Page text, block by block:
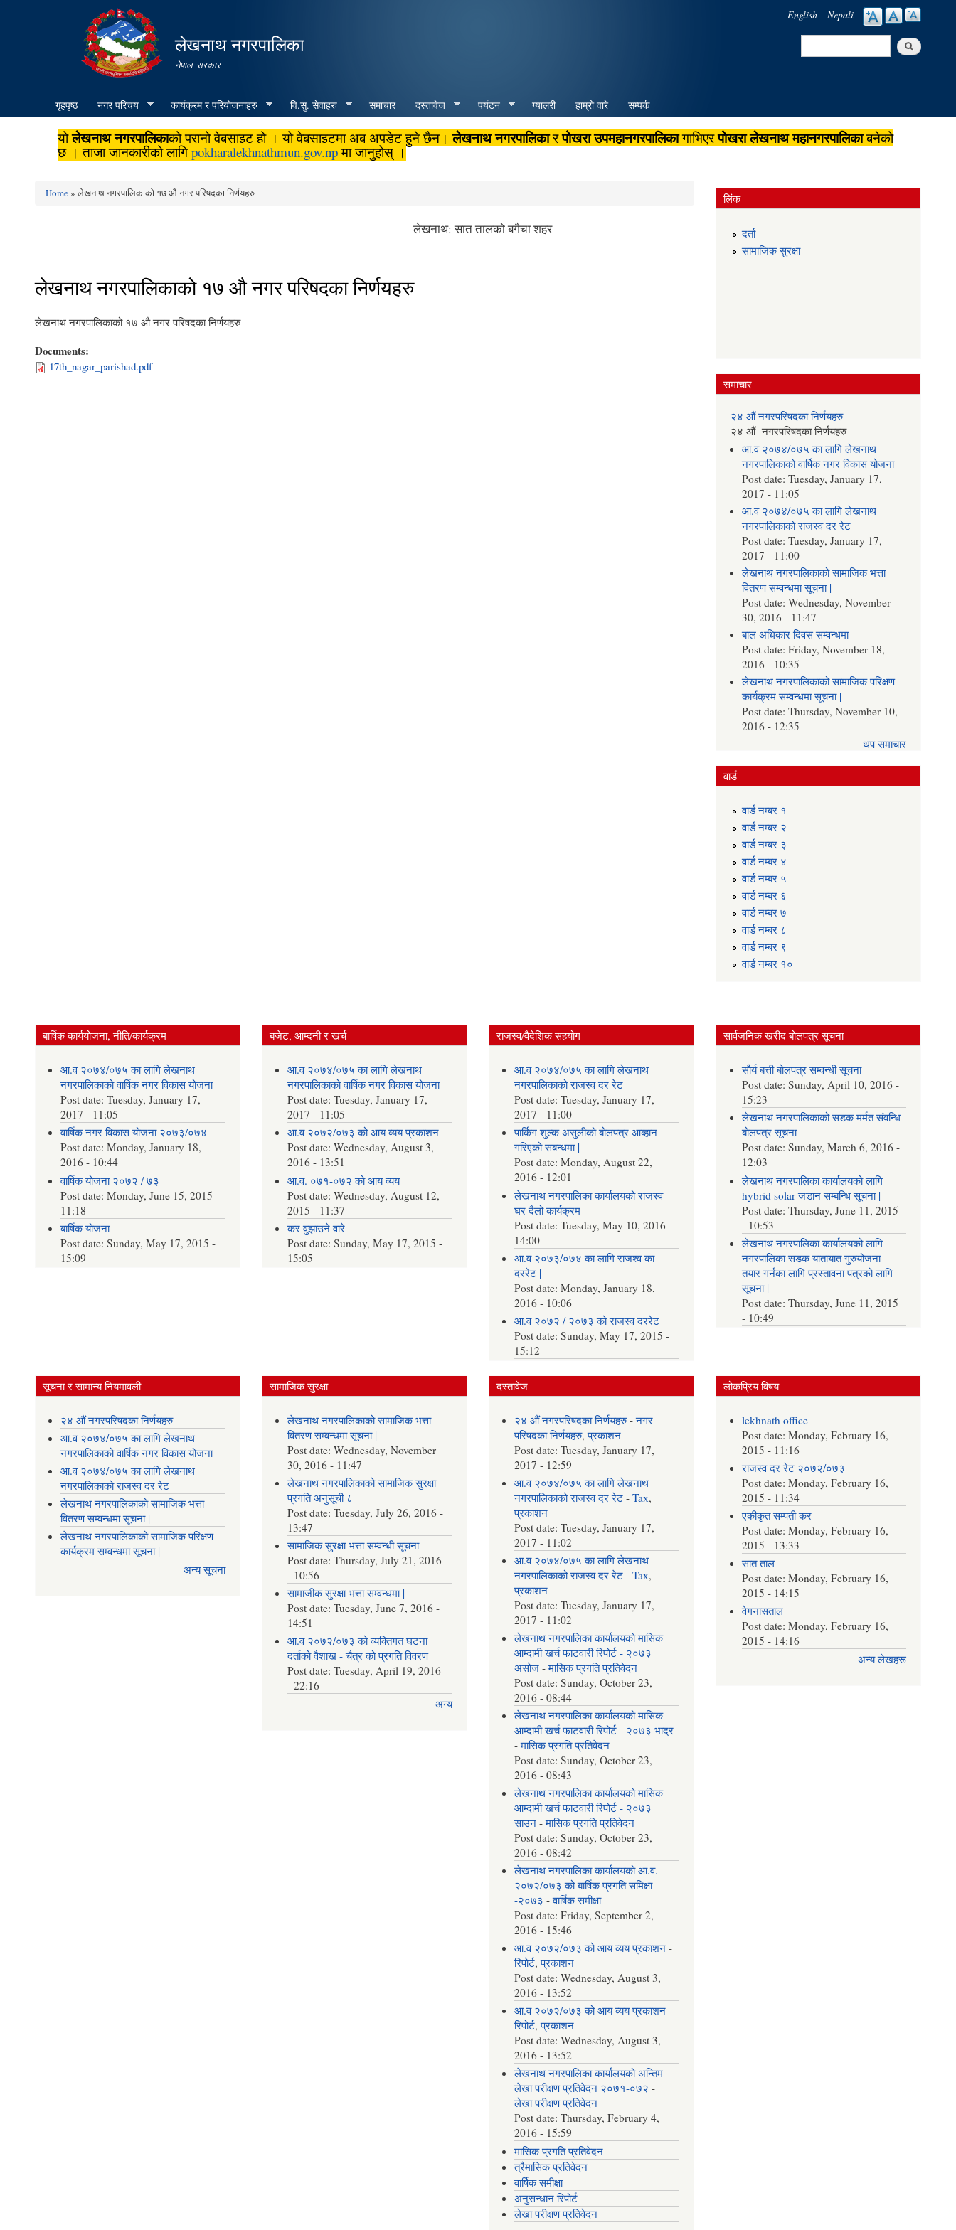
लेखनाथ नगरपालिका
नेपाल सरकार
English Nepali
Search
गृहपृष्ठ नगर परिचय कार्यक्रम र परियोजनाहरु वि.सु. सेवाहरु समाचार दस्तावेज पर्यटन ग्यालरी हाम्रो वारे सम्पर्क
योलेखनाथ नगरपालिकाको पुरानो वेबसाइट हो । यो वेबसाइटमा अब अपडेट हुने छैन।लेखनाथ नगरपालिकारपोखरा उपमहानगरपालिकागाभिएरपोखरा लेखनाथ महानगरपालिकाबनेको
छ । ताजा जानकारीको लागि pokharalekhnathmun.gov.npमा जानुहोस् ।
Home» लेखनाथ नगरपालिकाको १७ औ नगर परिषदका निर्णयहरु
लेखनाथ: सात तालको बगैचा शहर
लेखनाथ नगरपालिकाको १७ औ नगर परिषदका निर्णयहरु
लेखनाथ नगरपालिकाको १७ औ नगर परिषदका निर्णयहरु
Documents:
17th_nagar_parishad.pdf
लिंक
दर्ता
सामाजिक सुरक्षा
समाचार
२४ औं नगरपरिषदका निर्णयहरु
२४ औं नगरपरिषदका निर्णयहरु
आ.व २०७४/०७५ का लागि लेखनाथ
नगरपालिकाको वार्षिक नगर विकास योजना
Post date: Tuesday, January 17,
2017 - 11:05
आ.व २०७४/०७५ का लागि लेखनाथ
नगरपालिकाको राजस्व दर रेट
Post date: Tuesday, January 17,
2017 - 11:00
लेखनाथ नगरपालिकाको सामाजिक भत्ता
वितरण सम्वन्धमा सूचना |
Post date: Wednesday, November
30, 2016 - 11:47
बाल अधिकार दिवस सम्वन्धमा
Post date: Friday, November 18,
2016 - 10:35
लेखनाथ नगरपालिकाको सामाजिक परिक्षण
कार्यक्रम सम्वन्धमा सूचना |
Post date: Thursday, November 10,
2016 - 12:35
थप समाचार
वार्ड
वार्ड न‌म्बर १
वार्ड न‌म्बर २
वार्ड न‌म्बर ३
वार्ड न‌म्बर ४
वार्ड न‌म्बर ५
वार्ड न‌म्बर ६
वार्ड न‌म्बर ७
वार्ड न‌म्बर ८
वार्ड न‌म्बर ९
वार्ड न‌म्बर १०
बार्षिक कार्ययोजना, नीति/कार्यक्रम
आ.व २०७४/०७५ का लागि लेखनाथ
नगरपालिकाको वार्षिक नगर विकास योजना
Post date: Tuesday, January 17,
2017 - 11:05
वार्षिक नगर विकास योजना २०७३/०७४
Post date: Monday, January 18,
2016 - 10:44
वार्षिक योजना २०७२ / ७३
Post date: Monday, June 15, 2015 -
11:18
बार्षिक योजना
Post date: Sunday, May 17, 2015 -
15:09
बजेट, आम्दनी र खर्च
आ.व २०७४/०७५ का लागि लेखनाथ
नगरपालिकाको वार्षिक नगर विकास योजना
Post date:Tuesday, January 17,
2017 - 11:05
आ.व २०७२/०७३ को आय व्यय प्रकाशन
Post date:Wednesday, August 3,
2016 - 13:51
आ.व. ०७१-०७२ को आय व्यय
Post date:Wednesday, August 12,
2015 - 11:37
कर वुझाउने वारे
Post date:Sunday, May 17, 2015 -
15:05
राजस्व/वैदेशिक सहयोग
आ.व २०७४/०७५ का लागि लेखनाथ
नगरपालिकाको राजस्व दर रेट
Post date:Tuesday, January 17,
2017 - 11:00
पार्किंग शुल्क असुलीको बोलपत्र आब्हान
गरिएको सबन्धमा |
Post date:Monday, August 22,
2016 - 12:01
लेखनाथ नगरपालिका कार्यालयको राजस्व
घर दैलो कार्यक्रम
Post date:Tuesday, May 10, 2016 -
14:00
आ.व २०७३/०७४ का लागि राजश्व का
दररेट |
Post date:Monday, January 18,
2016 - 10:06
आ.व २०७२ / २०७३ को राजस्व दररेट
Post date:Sunday, May 17, 2015 -
15:12
सार्वजनिक खरीद बोलपत्र सूचना
सौर्य बत्ती बोलपत्र सम्वन्धी सूचना
Post date: Sunday, April 10, 2016 -
15:23
लेखनाथ नगरपालिकाको सडक मर्मत संवन्धि
बोलपत्र सूचना
Post date: Sunday, March 6, 2016 -
12:03
लेखनाथ नगरपालिका कार्यालयको लागि
hybrid solar जडान सम्बन्धि सूचना |
Post date: Thursday, June 11, 2015
- 10:53
लेखनाथ नगरपालिका कार्यालयको लागि
नगरपालिका सडक यातायात गुरुयोजना
तयार गर्नका लागि प्रस्तावना पत्रको लागि
सूचना |
Post date: Thursday, June 11, 2015
- 10:49
सूचना र सामान्य नियमावली
२४ औं नगरपरिषदका निर्णयहरु
आ.व २०७४/०७५ का लागि लेखनाथ
नगरपालिकाको वार्षिक नगर विकास योजना
आ.व २०७४/०७५ का लागि लेखनाथ
नगरपालिकाको राजस्व दर रेट
लेखनाथ नगरपालिकाको सामाजिक भत्ता
वितरण सम्वन्धमा सूचना |
लेखनाथ नगरपालिकाको सामाजिक परिक्षण
कार्यक्रम सम्वन्धमा सूचना |
अन्य सूचना
सामाजिक सुरक्षा
लेखनाथ नगरपालिकाको सामाजिक भत्ता
वितरण सम्वन्धमा सूचना |
Post date:Wednesday, November
30, 2016 - 11:47
लेखनाथ नगरपालिकाको सामाजिक सुरक्षा
प्रगति अनुसूची ८
Post date:Tuesday, July 26, 2016 -
13:47
सामाजिक सुरक्षा भत्ता सम्वन्धी सूचना
Post date:Thursday, July 21, 2016
- 10:56
सामाजीक सुरक्षा भत्ता सम्वन्धमा |
Post date:Tuesday, June 7, 2016 -
14:51
आ.व २०७२/०७३ को व्यक्तिगत घटना
दर्ताको वैशाख - चैत्र को प्रगति विवरण
Post date:Tuesday, April 19, 2016
- 22:16
अन्य
दस्तावेज
२४ औं नगरपरिषदका निर्णयहरु-नगर
परिषदका निर्णयहरु,प्रकाशन
Post date:Tuesday, January 17,
2017 - 12:59
आ.व २०७४/०७५ का लागि लेखनाथ
नगरपालिकाको राजस्व दर रेट-Tax,
प्रकाशन
Post date:Tuesday, January 17,
2017 - 11:02
आ.व २०७४/०७५ का लागि लेखनाथ
नगरपालिकाको राजस्व दर रेट-Tax,
प्रकाशन
Post date:Tuesday, January 17,
2017 - 11:02
लेखनाथ नगरपालिका कार्यालयको मासिक
आम्दामी खर्च फाटवारी रिपोर्ट - २०७३
असोज -मासिक प्रगति प्रतिवेदन
Post date:Sunday, October 23,
2016 - 08:44
लेखनाथ नगरपालिका कार्यालयको मासिक
आम्दामी खर्च फाटवारी रिपोर्ट - २०७३ भाद्र
-मासिक प्रगति प्रतिवेदन
Post date:Sunday, October 23,
2016 - 08:43
लेखनाथ नगरपालिका कार्यालयको मासिक
आम्दामी खर्च फाटवारी रिपोर्ट - २०७३
साउन-मासिक प्रगति प्रतिवेदन
Post date:Sunday, October 23,
2016 - 08:42
लेखनाथ नगरपालिका कार्यालयको आ.व.
२०७२/०७३ को बार्षिक प्रगति समिक्षा
-२०७३-वार्षिक समीक्षा
Post date:Friday, September 2,
2016 - 15:46
आ.व २०७२/०७३ को आय व्यय प्रकाशन-
रिपोर्ट,प्रकाशन
Post date:Wednesday, August 3,
2016 - 13:52
आ.व २०७२/०७३ को आय व्यय प्रकाशन-
रिपोर्ट,प्रकाशन
Post date:Wednesday, August 3,
2016 - 13:52
लेखनाथ नगरपालिका कार्यालयको अन्तिम
लेखा परीक्षण प्रतिवेदन २०७१-०७२ -
लेखा परीक्षण प्रतिवेदन
Post date:Thursday, February 4,
2016 - 15:59
मासिक प्रगति प्रतिवेदन
त्रैमासिक प्रतिवेदन
वार्षिक समीक्षा
अनुसन्धान रिपोर्ट
लेखा परीक्षण प्रतिवेदन
लोकप्रिय विषय
lekhnath office
Post date: Monday, February 16,
2015 - 11:16
राजस्व दर रेट २०७२/०७३
Post date: Monday, February 16,
2015 - 11:34
एकीकृत सम्पती कर
Post date: Monday, February 16,
2015 - 13:33
सात ताल
Post date: Monday, February 16,
2015 - 14:15
वेगनासताल
Post date: Monday, February 16,
2015 - 14:16
अन्य लेखहरू